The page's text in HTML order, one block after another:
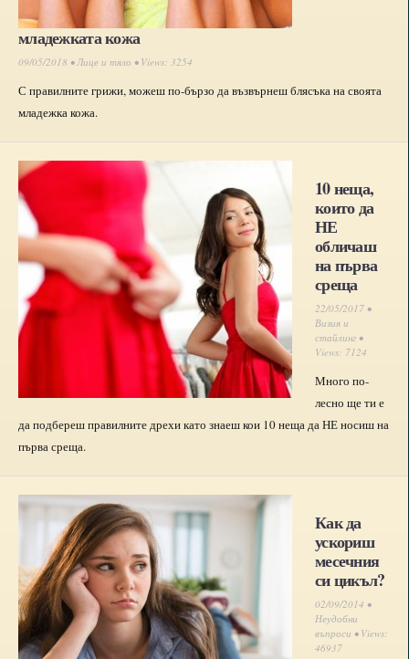
младежката кожа
09/05/2018 •Лице и тяло • Views: 3254
С правилните грижи, можеш по-бързо да възвърнеш блясъка на своята
младежка кожа.
10 неща,
които да
НЕ
обличаш
на първа
среща
22/05/2017 •
Визия и
стайлинг •
Views: 7124
Много по-
лесно ще ти е
да подбереш правилните дрехи като знаеш кои 10 неща да НЕ носиш на
първа среща.
Как да
ускориш
месечния
си цикъл?
02/09/2014 •
Неудобни
въпроси • Views:
46937